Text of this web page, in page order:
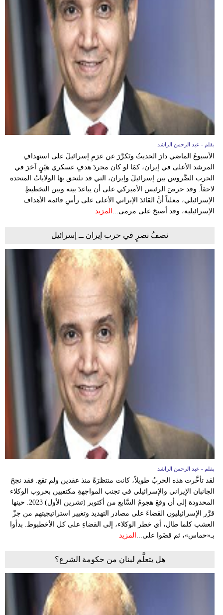
بقلم - عبد الرحمن الراشد
الأسبوعَ الماضي دارَ الحديثُ وتَكرَّرَ عن عزمِ إسرائيلَ على استهدافِ
المرشد الأعلى في إيران، كمَا لو كان مجردَ هدفٍ عسكري هيّنٍ آخرَ في
الحرب الضَّروس بين إسرائيلَ وإيران، التي قد تلتحق بهَا الولاياتُ المتحدة
لاحقاً. وقد حرصَ الرئيس الأميركي على أن يباعدَ بينه وبين التخطيطِ
الإسرائيلي، معلناً أنَّ القائدَ الإيراني الأعلى على رأسِ قائمة الأهداف
الإسرائيلية، وقد أصبحَ على مرمى... المزيد
نصفُ نصرٍ في حرب إيران ــ إسرائيل
بقلم - عبد الرحمن الراشد
لقد تأخَّرت هذه الحربُ طويلاً، كانت منتظرَةً منذ عقدين ولم تقع. فقد نجحَ
الجانبان الإيراني والإسرائيلي في تجنب المواجهةِ مكتفيين بحروب الوكلاء
المحدودة إلى أن وقعَ هجومُ السَّابع من أكتوبر (تشرين الأول) 2023. حينها
قرَّر الإسرائيليون القضاءَ على مصادر التهديد وتغيير استراتيجيتهم من جزّ
العشب كلما طال، أي خطر الوكلاء، إلى القضاءِ على كل الأخطبوط. بدأوا
بـ«حماس»، ثم قضَوا على... المزيد
هل يتعلَّم لبنان من حكومة الشرع؟